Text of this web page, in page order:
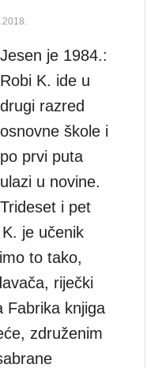
Jesen je 1984.:
Robi K. ide u
drugi razred
osnovne škole i
po prvi puta
ulazi u novine.
Trideset i pet
je učenik
to tako,
riječki
Fabrika knjiga
združenim